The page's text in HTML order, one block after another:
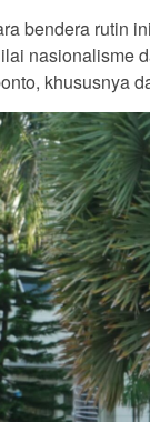
bendera rutin
nasionalisme
khususnya